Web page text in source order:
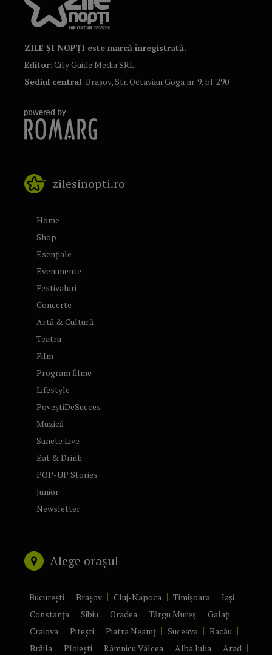
ZILE ȘI NOPȚI este marcă înregistrată.
Editor: City Guide Media SRL.
Sediul central: Brașov, Str. Octavian Goga nr. 9, bl. 290
zilesinopti.ro
Home
Shop
Esențiale
Evenimente
Festivaluri
Concerte
Artă & Cultură
Teatru
Film
Program filme
Lifestyle
PoveștiDeSucces
Muzică
Sunete Live
Eat & Drink
POP-UP Stories
Junior
Newsletter
Alege orașul
București Brașov Cluj-Napoca Timișoara
Iași
Constanța
Sibiu Oradea Târgu Mureș
Galați
Craiova
Pitești Piatra Neamț Suceava
Bacău
Brăila
Ploiești Râmnicu Vâlcea Alba Iulia
Arad